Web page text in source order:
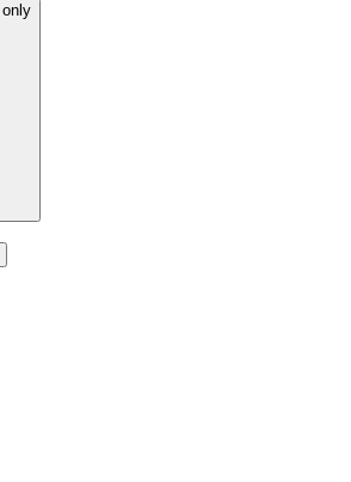
only